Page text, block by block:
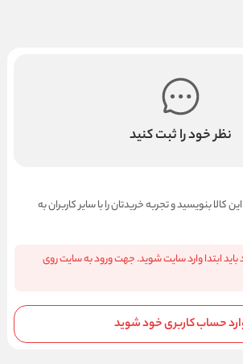
نظر خود را ثبت کنید
کالا بنویسید و تجربه خریدتان را با سایر کاربران به
ابتدا وارد سایت شوید. جهت ورود به سایت روی
حساب کاربری خود شوید